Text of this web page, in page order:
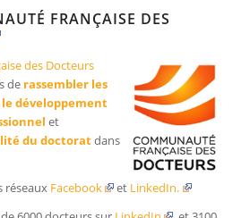
FRANÇAISE DES
des Docteurs
de rassembler les
développement
et
du doctoratdans
réseaux Facebook et LinkedIn.